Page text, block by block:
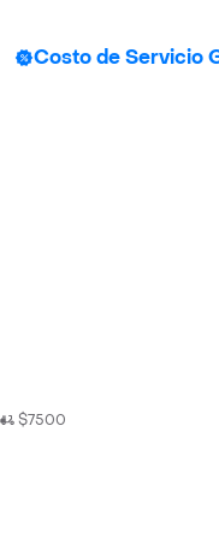
Costo de Servicio
$7500